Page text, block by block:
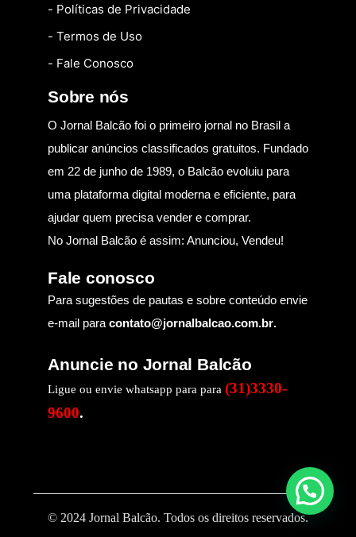
- Políticas de Privacidade
- Termos de Uso
- Fale Conosco
Sobre nós
O Jornal Balcão foi o primeiro jornal no Brasil a
publicar anúncios classificados gratuitos. Fundado
em 22 de junho de 1989, o Balcão evoluiu para
uma plataforma digital moderna e eficiente, para
ajudar quem precisa vender e comprar.
No Jornal Balcão é assim: Anunciou, Vendeu!
Fale conosco
Para sugestões de pautas e sobre conteúdo envie
e-mail para contato@jornalbalcao.com.br.
Anuncie no Jornal Balcão
Ligue ou envie whatsapp para para (31)3330-
9600.
© 2024 Jornal Balcão. Todos os direitos reservados.